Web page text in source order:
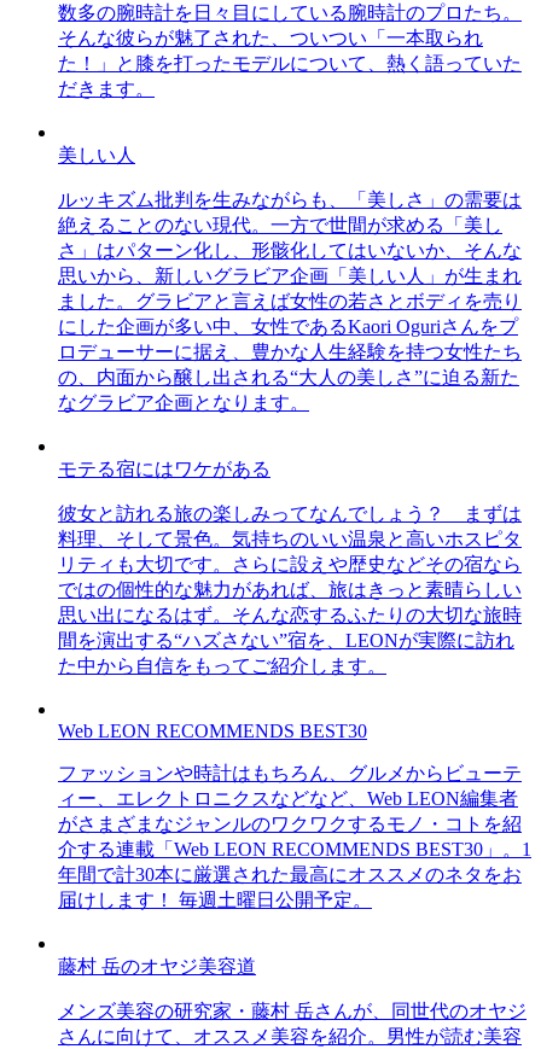
数多の腕時計を日々目にしている腕時計のプロたち。
そんな彼らが魅了された、ついつい「一本取られ
た！」と膝を打ったモデルについて、熱く語っていた
だきます。
美しい人
ルッキズム批判を生みながらも、「美しさ」の需要は
絶えることのない現代。一方で世間が求める「美し
さ」はパターン化し、形骸化してはいないか、そんな
思いから、新しいグラビア企画「美しい人」が生まれ
ました。グラビアと言えば女性の若さとボディを売り
にした企画が多い中、女性であるKaori Oguriさんをプ
ロデューサーに据え、豊かな人生経験を持つ女性たち
の、内面から醸し出される“大人の美しさ”に迫る新た
なグラビア企画となります。
モテる宿にはワケがある
彼女と訪れる旅の楽しみってなんでしょう？ まずは
料理、そして景色。気持ちのいい温泉と高いホスピタ
リティも大切です。さらに設えや歴史などその宿なら
ではの個性的な魅力があれば、旅はきっと素晴らしい
思い出になるはず。そんな恋するふたりの大切な旅時
間を演出する“ハズさない”宿を、LEONが実際に訪れ
た中から自信をもってご紹介します。
Web LEON RECOMMENDS BEST30
ファッションや時計はもちろん、グルメからビューテ
ィー、エレクトロニクスなどなど、Web LEON編集者
がさまざまなジャンルのワクワクするモノ・コトを紹
介する連載「Web LEON RECOMMENDS BEST30」。1
年間で計30本に厳選された最高にオススメのネタをお
届けします！ 毎週土曜日公開予定。
藤村 岳のオヤジ美容道
メンズ美容の研究家・藤村 岳さんが、同世代のオヤジ
さんに向けて、オススメ美容を紹介。男性が読む美容